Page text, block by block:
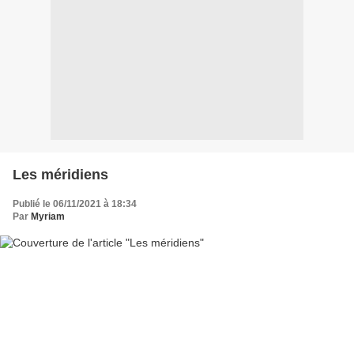
Les méridiens
Publié le 06/11/2021 à 18:34
Par Myriam